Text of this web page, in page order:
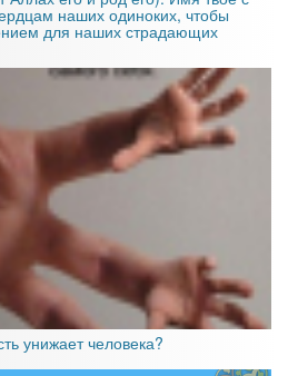
наших одиноких, чтобы
для наших страдающих
унижает человека?